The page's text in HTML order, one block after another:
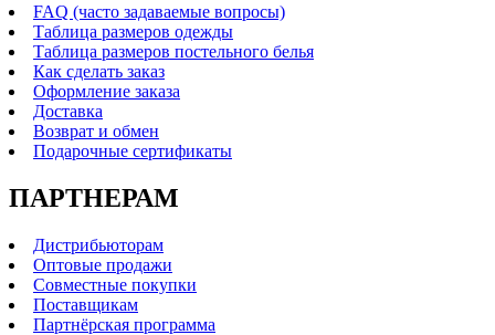
FAQ (часто задаваемые вопросы)
Таблица размеров одежды
Таблица размеров постельного белья
Как сделать заказ
Оформление заказа
Доставка
Возврат и обмен
Подарочные сертификаты
ПАРТНЕРАМ
Дистрибьюторам
Оптовые продажи
Совместные покупки
Поставщикам
Партнёрская программа